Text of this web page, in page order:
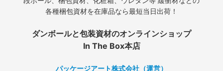
各種梱包資材を在庫品なら最短当日出荷！
ダンボールと包装資材のオンラインショップ
In The Box本店
パッケージアート株式会社（運営）